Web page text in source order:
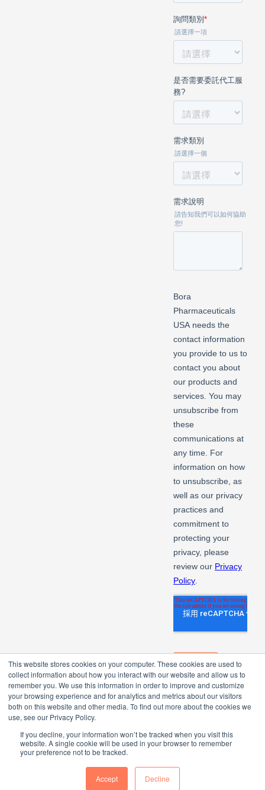
This website stores cookies on your computer. These cookies are used to
collect information about how you interact with our website and allow us to
remember you. We use this information in order to improve and customize
your browsing experience and for analytics and metrics about our visitors
both on this website and other media. To find out more about the cookies we
use, see our Privacy Policy.
If you decline, your information won’t be tracked when you visit this
website. A single cookie will be used in your browser to remember
your preference not to be tracked.
Accept Decline